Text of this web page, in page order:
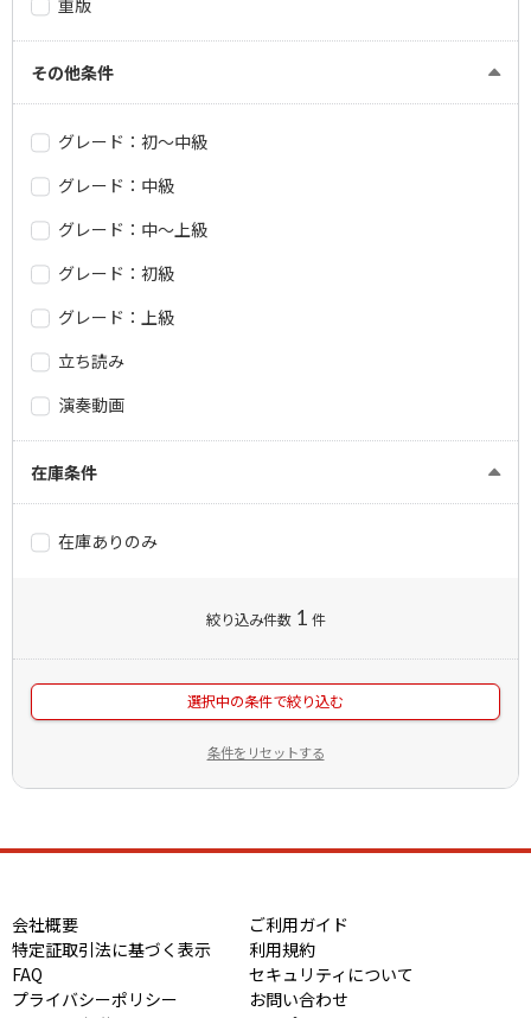
重版
その他条件
グレード：初～中級
グレード：中級
グレード：中～上級
グレード：初級
グレード：上級
立ち読み
演奏動画
在庫条件
在庫ありのみ
絞り込み件数 1 件
選択中の条件で絞り込む
条件をリセットする
会社概要
ご利用ガイド
特定証取引法に基づく表示
利用規約
FAQ
セキュリティについて
プライバシーポリシー
お問い合わせ